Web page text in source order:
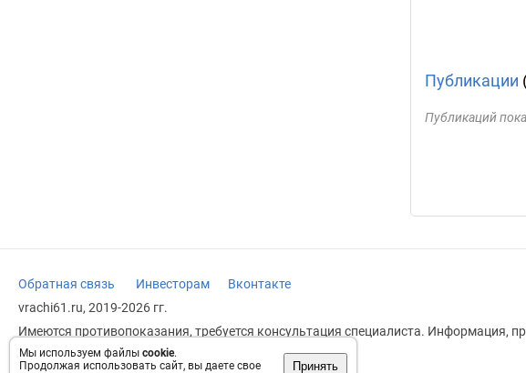
Мы используем файлы cookie.
Продолжая использовать сайт, вы даете свое
Принять
Публикации
Публикаций
Обратная связь Инвесторам
Вконтакте
vrachi61.ru, 2019-2026 гг.
Имеются противопоказания, требуется консультация специалиста. Информация,
заменяет прием врача.
Возрастное ограничение: 18+